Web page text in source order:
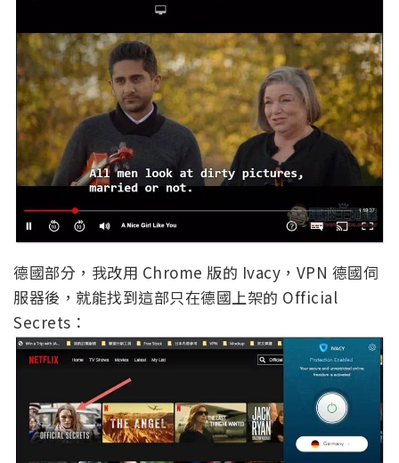
德國部分，我改用 Chrome 版的 Ivacy，VPN 德國伺
服器後，就能找到這部只在德國上架的 Official
Secrets：